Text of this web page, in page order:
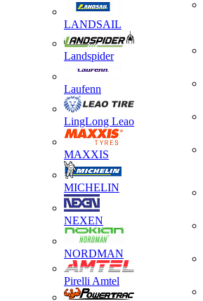
LANDSAIL
Landspider
Laufenn
LingLong Leao
MAXXIS
MICHELIN
NEXEN
NORDMAN
Pirelli Amtel